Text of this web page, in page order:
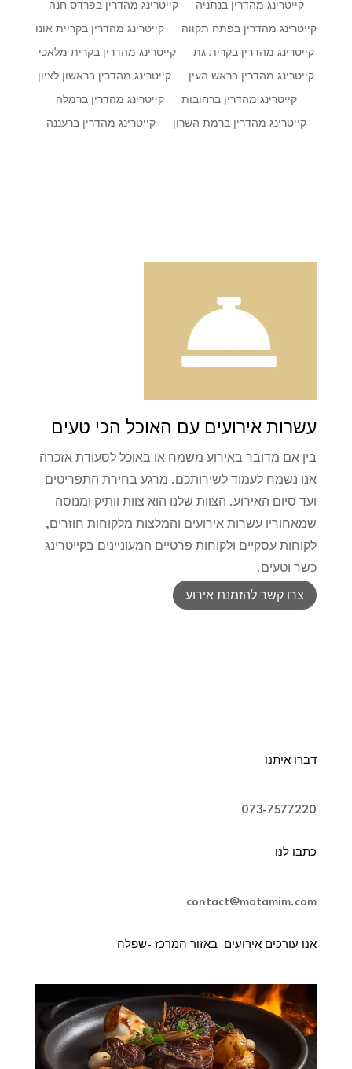
קייטרינג מהדרין בנתניה קייטרינג מהדרין בפרדס חנה
קייטרינג מהדרין בפתח תקווה קייטרינג מהדרין בקריית אונו
קייטרינג מהדרין בקרית גת קייטרינג מהדרין בקרית מלאכי
קייטרינג מהדרין בראש העין קייטרינג מהדרין בראשון לציון
קייטרינג מהדרין ברחובות קייטרינג מהדרין ברמלה
קייטרינג מהדרין ברמת השרון קייטרינג מהדרין ברעננה
עשרות אירועים עם האוכל הכי טעים
בין אם מדובר באירוע משמח או באוכל לסעודת אזכרה
אנו נשמח לעמוד לשירותכם. מרגע בחירת התפריטים
ועד סיום האירוע. הצוות שלנו הוא צוות וותיק ומנוסה
שמאחוריו עשרות אירועים והמלצות מלקוחות חוזרים,
לקוחות עסקיים ולקוחות פרטיים המעוניינים בקייטרינג
כשר וטעים.
צרו קשר להזמנת אירוע
דברו איתנו
073-7577220
כתבו לנו
contact@matamim.com
אנו עורכים אירועים באזור המרכז -שפלה